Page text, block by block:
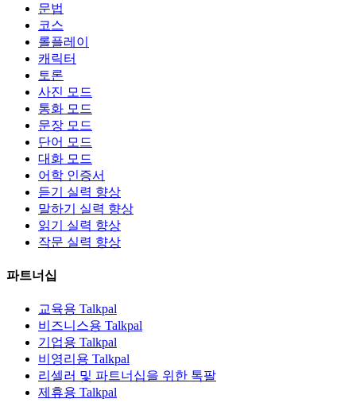
문법
코스
롤플레이
캐릭터
토론
사진 모드
통화 모드
문장 모드
단어 모드
대화 모드
어학 인증서
듣기 실력 향상
말하기 실력 향상
읽기 실력 향상
작문 실력 향상
파트너십
교육용 Talkpal
비즈니스용 Talkpal
기업용 Talkpal
비영리용 Talkpal
리셀러 및 파트너십을 위한 톡팔
제휴용 Talkpal